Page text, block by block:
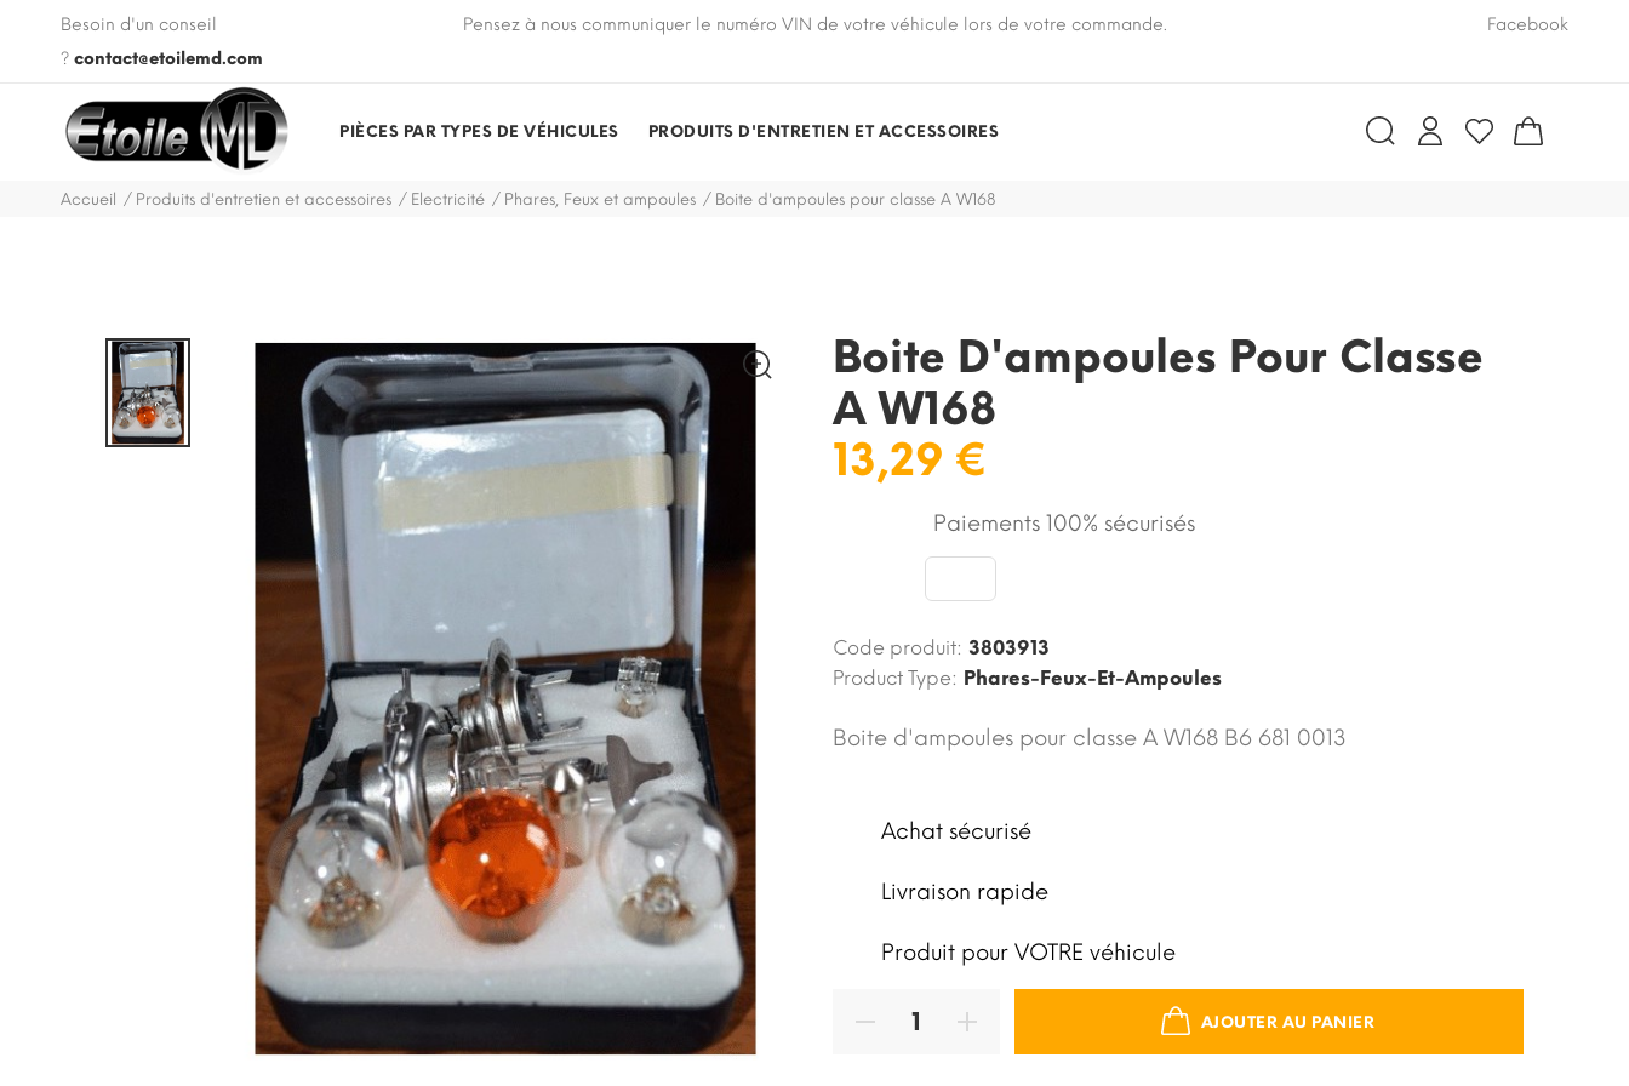
Besoin d'un conseil
? contact@etoilemd.com
VIN de votre véhicule lors de votre commande. Pensez à nous communiquer le numéro VIN de votre véhicule lors de votre commande. Pensez à nous communiquer le numéro VIN
Facebook
PIÈCES PAR TYPES DE VÉHICULES PRODUITS D'ENTRETIEN ET ACCESSOIRES
Accueil Produits d'entretien et accessoires Electricité Phares, Feux et ampoules Boite d'ampoules pour classe A W168
Boite D'ampoules Pour Classe
A W168
13,29 €
Paiements 100% sécurisés
Code produit: 3803913
Product Type: Phares-Feux-Et-Ampoules
Boite d'ampoules pour classe A W168 B6 681 0013
Achat sécurisé
Livraison rapide
Produit pour VOTRE véhicule
AJOUTER AU PANIER